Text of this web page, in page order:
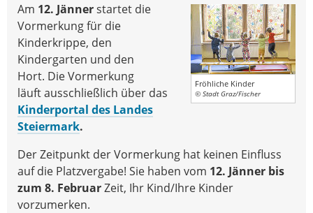
Fröhliche Kinder
© Stadt Graz/Fischer
Am 12. Jännerstartet die
Vormerkung für die
Kinderkrippe, den
Kindergarten und den
Hort. Die Vormerkung
läuft ausschließlich über das
Kinderportal des Landes
Steiermark.
Der Zeitpunkt der Vormerkung hat keinen Einfluss
auf die Platzvergabe! Sie haben vom 12. Jänner bis
zum 8. FebruarZeit, Ihr Kind/Ihre Kinder
vorzumerken.